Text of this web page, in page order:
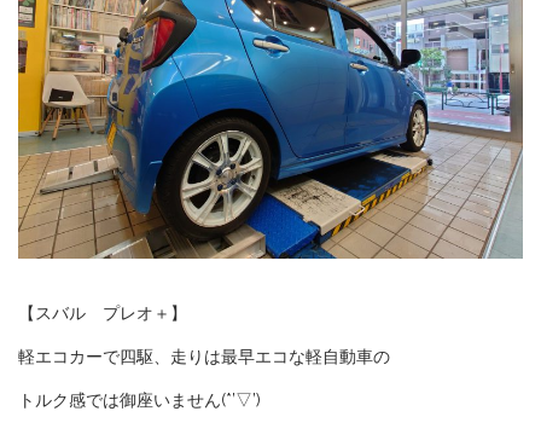
【スバル プレオ＋】
軽エコカーで四駆、走りは最早エコな軽自動車の
トルク感では御座いません(*’▽’)